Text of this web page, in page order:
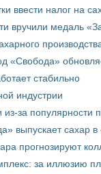
ввести налог на
вручили медаль
«Свобода»
стабильно
индустрии
за популярности
выпускает сахар в
прогнозируют
за иллюзию